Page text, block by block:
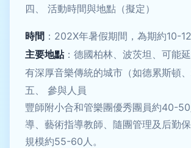
四、 活動時間與地點（擬定）
時間 ：202X年暑假期間，為期約10-12
主要地點：德國柏林、波茨坦、可能
有深厚音樂傳統的城市（如德累斯頓、
五、 參與人員
豐師附小合和管樂團優秀團員約40-
導、藝術指導教師、隨團管理及后勤
規模約55-60人。